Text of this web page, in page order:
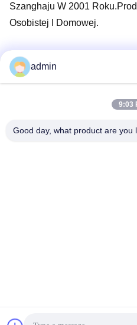
Szanghaju W 2001
Osobistej I Domowej.
W Celu Opracowania
Skóry, Kilka Produktów Do
Produkcyjne Softgel I Jeden
admin
9:03
Good day, what product are you